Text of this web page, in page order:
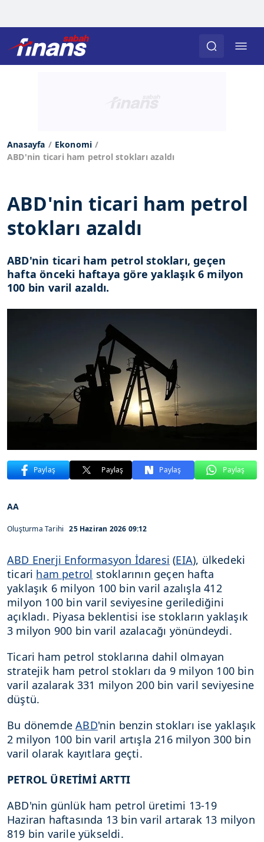
Anasayfa
Ekonomi
ABD'nin ticari ham petrol stokları azaldı
ABD'nin ticari ham petrol
stokları azaldı
ABD'nin ticari ham petrol stokları, geçen
hafta önceki haftaya göre yaklaşık 6 milyon
100 bin varil azaldı.
Paylaş Paylaş Paylaş Paylaş
AA
Oluşturma Tarihi 25 Haziran 2026 09:12
ABD Enerji Enformasyon İdaresi (EIA), ülkedeki
ticari ham petrol stoklarının geçen hafta
yaklaşık 6 milyon 100 bin varil azalışla 412
milyon 100 bin varil seviyesine gerilediğini
açıkladı. Piyasa beklentisi ise stokların yaklaşık
3 milyon 900 bin varil azalacağı yönündeydi.
Ticari ham petrol stoklarına dahil olmayan
stratejik ham petrol stokları da 9 milyon 100 bin
varil azalarak 331 milyon 200 bin varil seviyesine
düştü.
Bu dönemdeABD'nin benzin stokları ise yaklaşık
2 milyon 100 bin varil artışla 216 milyon 300 bin
varil olarak kayıtlara geçti.
PETROL ÜRETİMİ ARTTI
ABD'nin günlük ham petrol üretimi 13-19
Haziran haftasında 13 bin varil artarak 13 milyon
819 bin varile yükseldi.